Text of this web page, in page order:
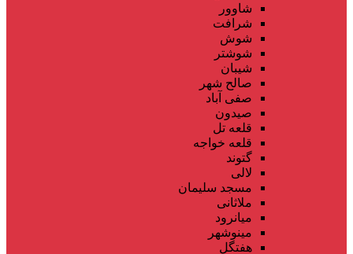
شاوور
شرافت
شوش
شوشتر
شیبان
صالح شهر
صفی آباد
صیدون
قلعه تل
قلعه خواجه
گتوند
لالی
مسجد سلیمان
ملاثانی
میانرود
مینوشهر
هفتگل